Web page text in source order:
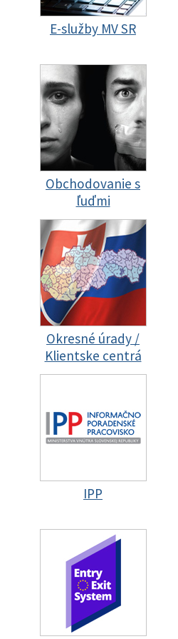
E-služby MV SR
Obchodovanie s
ľuďmi
Okresné úrady /
Klientske centrá
IPP